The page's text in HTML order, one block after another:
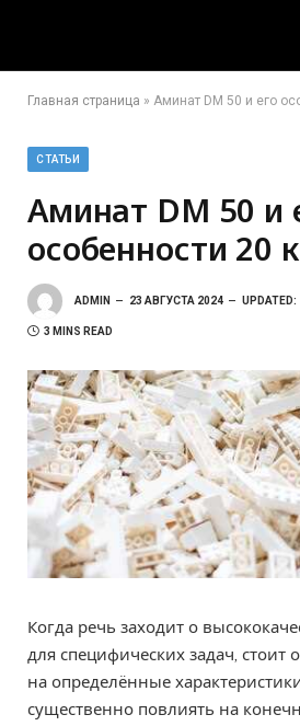
Главная страница » Аминат DM 50 и его
СТАТЬИ
Аминат DM 50 и
особенности 20
ADMIN 23 АВГУСТА 2024 UPDATED:
3 MINS READ
Когда речь заходит о
для специфических задач, стоит
на определённые
существенно повлиять на